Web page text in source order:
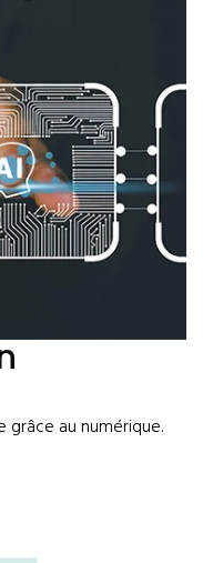
grâce au numérique.